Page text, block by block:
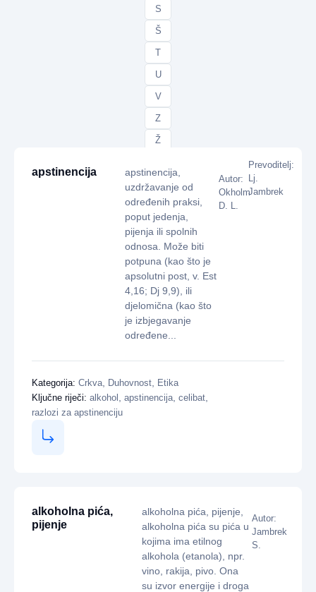
S
Š
T
U
V
Z
Ž
apstinencija
apstinencija,
uzdržavanje od
određenih praksi,
poput jedenja,
pijenja ili spolnih
odnosa. Može biti
potpuna (kao što je
apsolutni post, v. Est
4,16; Dj 9,9), ili
djelomična (kao što
je izbjegavanje
određene...
Autor:
Okholm
D. L.
Prevoditelj:
Lj.
Jambrek
Kategorija: Crkva Duhovnost
Etika
Ključne riječi: alkohol apstinencija celibat
razlozi za apstinenciju
alkoholna pića,
pijenje
alkoholna pića, pijenje,
alkoholna pića su pića u
kojima ima etilnog
alkohola (etanola), npr.
vino, rakija, pivo. Ona
su izvor energije i droga
Autor:
Jambrek
S.